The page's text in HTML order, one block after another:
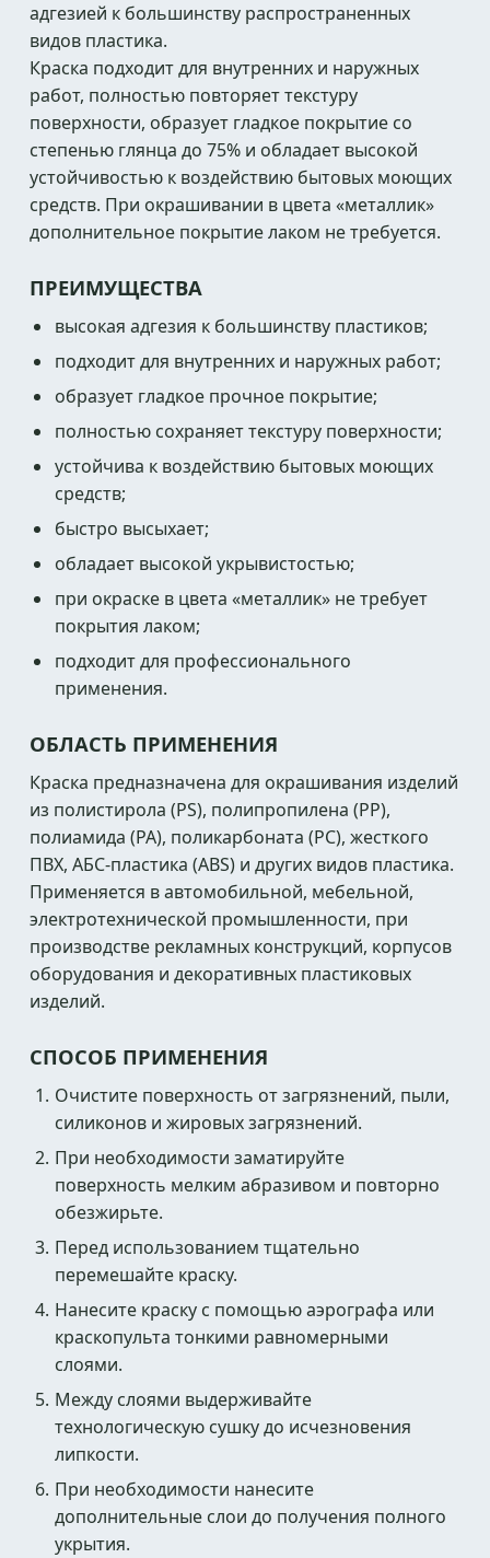
адгезией к большинству распространенных
видов пластика.
Краска подходит для внутренних и наружных
работ, полностью повторяет текстуру
поверхности, образует гладкое покрытие со
степенью глянца до 75% и обладает высокой
устойчивостью к воздействию бытовых моющих
средств. При окрашивании в цвета «металлик»
дополнительное покрытие лаком не требуется.
ПРЕИМУЩЕСТВА
высокая адгезия к большинству пластиков;
подходит для внутренних и наружных работ;
образует гладкое прочное покрытие;
полностью сохраняет текстуру поверхности;
устойчива к воздействию бытовых моющих
средств;
быстро высыхает;
обладает высокой укрывистостью;
при окраске в цвета «металлик» не требует
покрытия лаком;
подходит для профессионального
применения.
ОБЛАСТЬ ПРИМЕНЕНИЯ
Краска предназначена для окрашивания изделий
из полистирола (PS), полипропилена (PP),
полиамида (PA), поликарбоната (PC), жесткого
ПВХ, АБС-пластика (ABS) и других видов пластика.
Применяется в автомобильной, мебельной,
электротехнической промышленности, при
производстве рекламных конструкций, корпусов
оборудования и декоративных пластиковых
изделий.
СПОСОБ ПРИМЕНЕНИЯ
Очистите поверхность от загрязнений, пыли,
силиконов и жировых загрязнений.
При необходимости заматируйте
поверхность мелким абразивом и повторно
обезжирьте.
Перед использованием тщательно
перемешайте краску.
Нанесите краску с помощью аэрографа или
краскопульта тонкими равномерными
слоями.
Между слоями выдерживайте
технологическую сушку до исчезновения
липкости.
При необходимости нанесите
дополнительные слои до получения полного
укрытия.